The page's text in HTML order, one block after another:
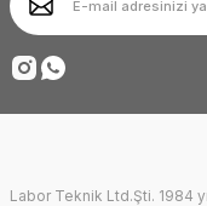
Bu ürüne benzer farklı
Deneyimini Paylaş
Labor Teknik Ltd.Şti. 1984